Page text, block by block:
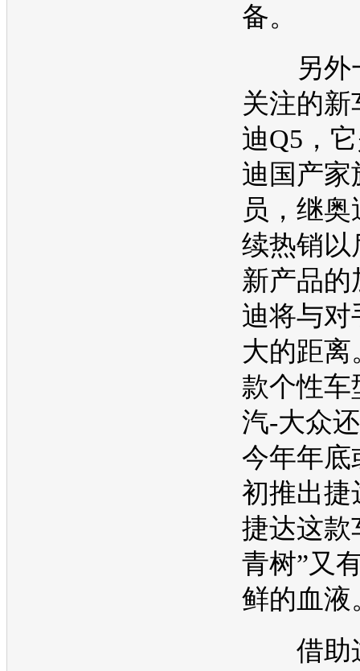
备。
另外
关注的新
迪Q5 ，
迪 国产
员，继奥
续热销以
新产品的
迪将与对
大的距离
款个性车
汽-大众
今年年底
初推出捷
捷达这款
青树”又
鲜的血液
借助